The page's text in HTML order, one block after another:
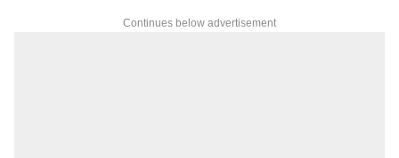
Continues below advertisement